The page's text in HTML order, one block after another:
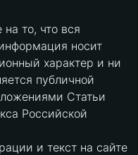
то, что вся
носит
характер и ни
публичной
Статьи
Российской
и текст на сайте